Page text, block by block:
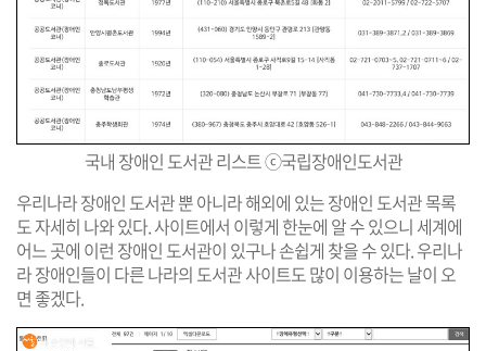
국내 장애인 도서관 리스트ⓒ국립장애인도서관
우리나라 장애인 도서관 뿐 아니라 해외에 있는 장애인 도서관 목록
도 자세히 나와 있다. 사이트에서 이렇게 한눈에 알 수 있으니 세계에
어느 곳에 이런 장애인 도서관이 있구나 손쉽게 찾을 수 있다. 우리나
라 장애인들이 다른 나라의 도서관 사이트도 많이 이용하는 날이 오
면 좋겠다.